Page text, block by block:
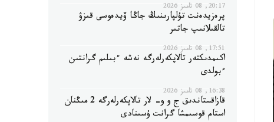
20:17, 08 تامىز 2026
پرەزيدەنت تۇلپارىنىڭ جاڭا ۆيدەوسى قىزۋ
تالقىلانىپ جاتىر
17:51, 08 تامىز 2026
اكىمدىكتەر تالاپكەرلەرگە نەشە ءبىلىم گرانتىن
ءبولدى
16:38, 08 تامىز 2026
قازاقستاندىق ج و و- لار تالاپكەرلەرگە 2 مىڭنان
استام قوسىمشا گرانت ۇسىنادى